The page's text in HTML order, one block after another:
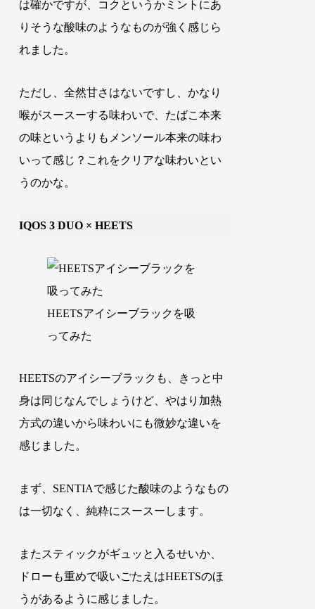
は確かですが、コクというかミントにあ
りそうな酸味のようなものが強く感じら
れました。
ただし、全然甘さはないですし、かなり
喉がスースーする味わいで、たばこ本来
の味というよりもメンソール本来の味わ
いって感じ？これをクリアな味わいとい
うのかな。
IQOS 3 DUO × HEETS
HEETSアイシーブラックを吸
ってみた
HEETSのアイシーブラックも、きっと中
身は同じなんでしょうけど、やはり加熱
方式の違いから味わいにも微妙な違いを
感じました。
まず、SENTIAで感じた酸味のようなもの
は一切なく、純粋にスースーします。
またスティックがギュッと入るせいか、
ドローも重めで吸いごたえはHEETSのほ
うがあるように感じました。